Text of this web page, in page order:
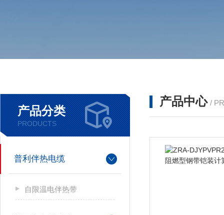
产品分类
PRODUCTS
普利伴热电缆
自限温电伴热带
产品中心 /